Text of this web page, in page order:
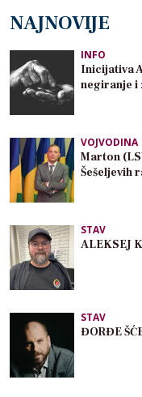
NAJNOVIJE
INFO
Inicijativa
negiranje i
VOJVODINA
Marton
Šešeljevih
STAV
ALEKSEJ
STAV
ĐORĐE